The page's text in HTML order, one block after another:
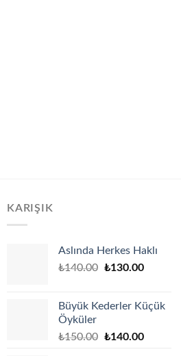
KARIŞIK
Aslında Herkes Haklı
₺140.00 Original
₺140.00.
₺130.00Current
₺130.00.
Büyük Kederler Küçük
Öyküler
₺150.00 Original
₺140.00Current